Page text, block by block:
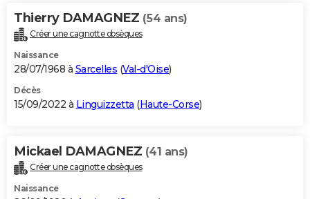
Thierry DAMAGNEZ (54 ans)
Créer une cagnotte obsèques
Naissance
28/07/1968 à Sarcelles (Val-d'Oise)
Décès
15/09/2022 à Linguizzetta (Haute-Corse)
Mickael DAMAGNEZ (41 ans)
Créer une cagnotte obsèques
Naissance